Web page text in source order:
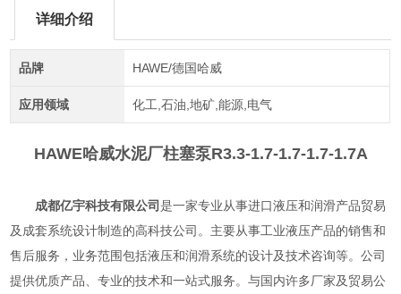
详细介绍
品牌 HAWE/德国哈威
应用领域 化工,石油,地矿,能源,电气
HAWE哈威水泥厂柱塞泵R3.3-1.7-1.7-1.7-1.7A
成都亿宇科技有限公司是一家专业从事进口液压和润滑产品贸易
及成套系统设计制造的高科技公司。主要从事工业液压产品的销售和
售后服务，业务范围包括液压和润滑系统的设计及技术咨询等。公司
提供优质产品、专业的技术和一站式服务。与国内许多厂家及贸易公